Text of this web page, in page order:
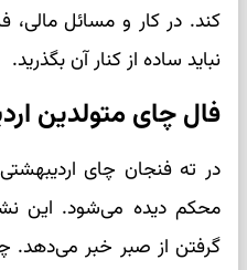
کند. در کار و مسائل
نباید ساده از کنار آن بگذرید.
فال چای متولدین
در ته فنجان چای
محکم دیده می‌شود. این
گرفتن از صبر خبر می‌دهد.